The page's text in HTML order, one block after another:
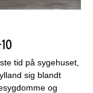
tid på sygehuset,
sig blandt
og